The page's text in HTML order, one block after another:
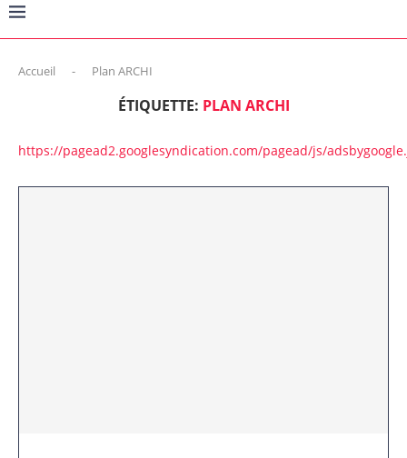
Accueil - Plan ARCHI
ÉTIQUETTE: PLAN ARCHI
https://pagead2.googlesyndication.com/pagead/js/